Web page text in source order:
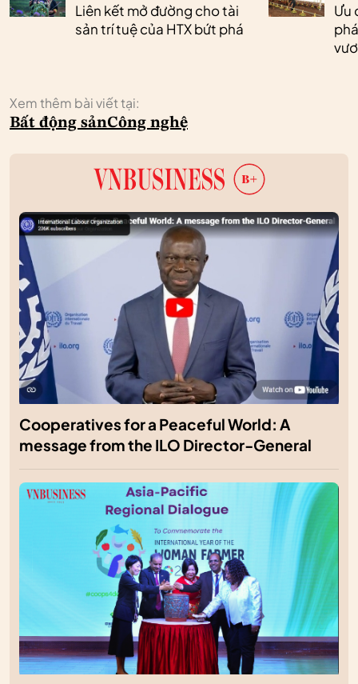
Liên kết mở đường cho tài
sản trí tuệ của HTX bứt phá
Ưu
Xem thêm bài viết tại:
Bất động sảnCông nghệ
Cooperatives for a Peaceful World: A
message from the ILO Director-General